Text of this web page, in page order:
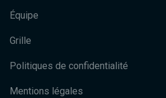
Équipe
Grille
Politiques de confidentialité
Mentions légales